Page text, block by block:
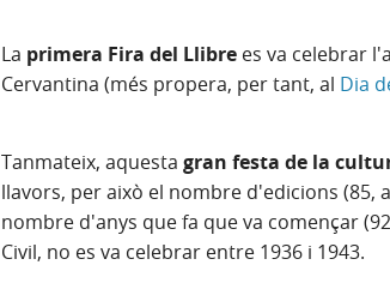
La primera Fira del Llibrees va celebrar
Cervantina (més propera, per tant, al Dia
Tanmateix, aquesta gran festa de la
llavors, per això el nombre d'edicions (85,
nombre d'anys que fa que va començar
Civil, no es va celebrar entre 1936 i 1943.